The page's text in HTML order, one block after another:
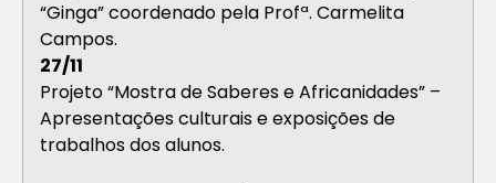
“Ginga” coordenado pela Profª. Carmelita
Campos.
27/11
Projeto “Mostra de Saberes e Africanidades” –
Apresentações culturais e exposições de
trabalhos dos alunos.